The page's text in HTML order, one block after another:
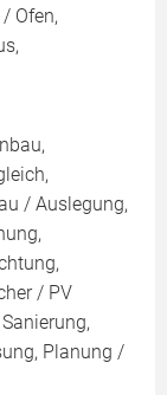
Ofen,
/ Auslegung,
/ PV
Planung /